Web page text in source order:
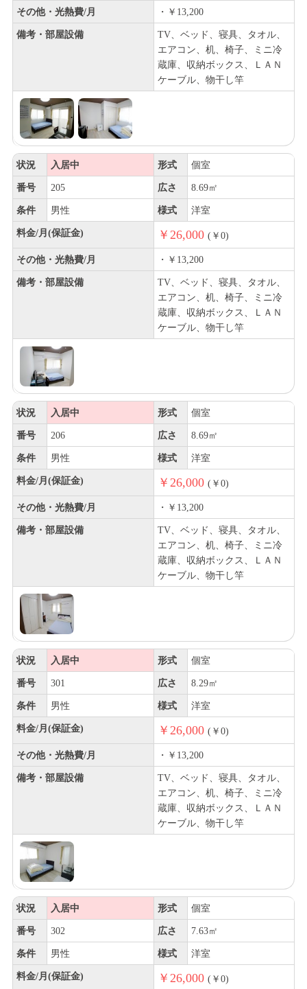
その他・光熱費/月 ・￥13,200
備考・部屋設備
TV、ベッド、寝具、タオル、
エアコン、机、椅子、ミニ冷
蔵庫、収納ボックス、ＬＡＮ
ケーブル、物干し竿
状況 入居中 形式 個室
番号 205 広さ 8.69㎡
条件 男性 様式 洋室
料金/月(保証金) ￥26,000 (￥0)
その他・光熱費/月 ・￥13,200
備考・部屋設備
TV、ベッド、寝具、タオル、
エアコン、机、椅子、ミニ冷
蔵庫、収納ボックス、ＬＡＮ
ケーブル、物干し竿
状況 入居中 形式 個室
番号 206 広さ 8.69㎡
条件 男性 様式 洋室
料金/月(保証金) ￥26,000 (￥0)
その他・光熱費/月 ・￥13,200
備考・部屋設備
TV、ベッド、寝具、タオル、
エアコン、机、椅子、ミニ冷
蔵庫、収納ボックス、ＬＡＮ
ケーブル、物干し竿
状況 入居中 形式 個室
番号 301 広さ 8.29㎡
条件 男性 様式 洋室
料金/月(保証金) ￥26,000 (￥0)
その他・光熱費/月 ・￥13,200
備考・部屋設備
TV、ベッド、寝具、タオル、
エアコン、机、椅子、ミニ冷
蔵庫、収納ボックス、ＬＡＮ
ケーブル、物干し竿
状況 入居中 形式 個室
番号 302 広さ 7.63㎡
条件 男性 様式 洋室
料金/月(保証金) ￥26,000 (￥0)